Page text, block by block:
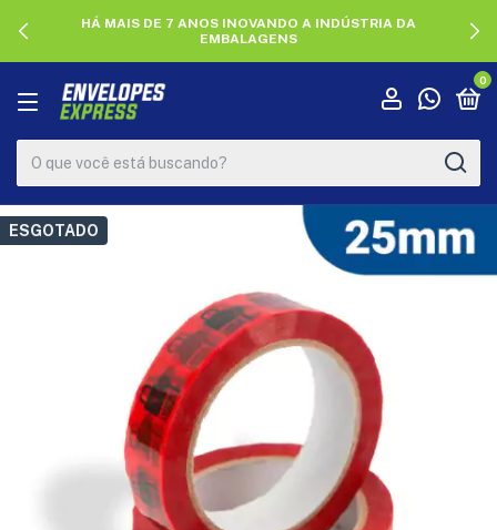
HÁ MAIS DE 7 ANOS INOVANDO A INDÚSTRIA DA
EMBALAGENS
0
ESGOTADO